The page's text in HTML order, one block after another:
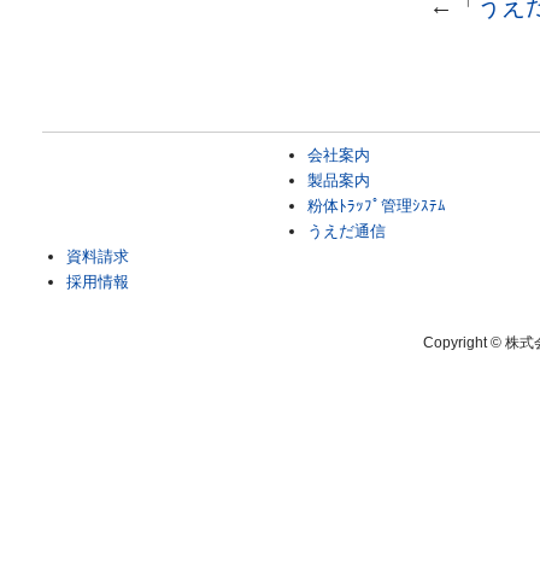
←「 うえ
会社案内
製品案内
粉体ﾄﾗｯﾌﾟ管理ｼｽﾃﾑ
うえだ通信
資料請求
採用情報
Copyright © 株式